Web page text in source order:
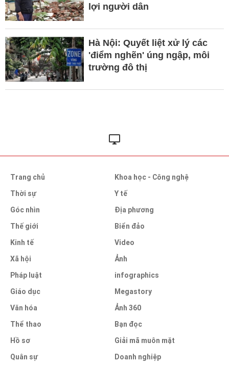
lợi người dân
Hà Nội: Quyết liệt xử lý các
'điểm nghẽn' úng ngập, môi
trường đô thị
Trang chủ
Thời sự
Góc nhìn
Thế giới
Kinh tế
Xã hội
Pháp luật
Giáo dục
Văn hóa
Thể thao
Hồ sơ
Quân sự
Khoa học - Công nghệ
Y tế
Địa phương
Biển đảo
Video
Ảnh
infographics
Megastory
Ảnh 360
Bạn đọc
Giải mã muôn mặt
Doanh nghiệp